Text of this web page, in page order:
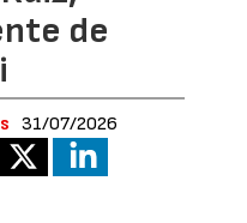
de
31/07/2026